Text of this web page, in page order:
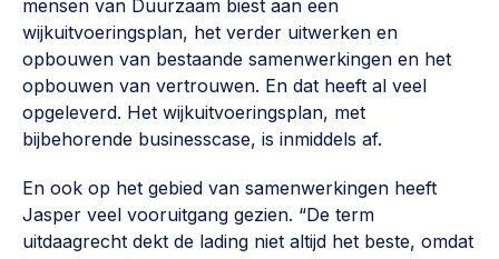
mensen van Duurzaam biest aan een
wijkuitvoeringsplan, het verder uitwerken en
opbouwen van bestaande samenwerkingen en het
opbouwen van vertrouwen. En dat heeft al veel
opgeleverd. Het wijkuitvoeringsplan, met
bijbehorende businesscase, is inmiddels af.
En ook op het gebied van samenwerkingen heeft
Jasper veel vooruitgang gezien. “De term
uitdaagrecht dekt de lading niet altijd het beste, omdat